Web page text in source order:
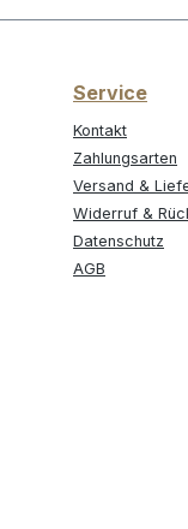
Service
Kontakt
Zahlungsarten
Versand &
Widerruf &
Datenschutz
AGB